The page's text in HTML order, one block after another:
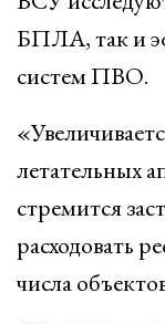
БПЛА, так и
систем ПВО.
летательных
стремится
расходовать
числа